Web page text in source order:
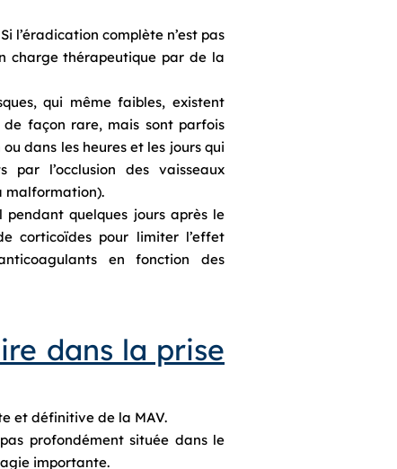
l’éradication complète n’est pas
charge thérapeutique par de la
qui même faibles, existent
de façon rare, mais sont parfois
dans les heures et les jours qui
l’occlusion des vaisseaux
malformation).
quelques jours après le
corticoïdes pour limiter l’effet
en fonction des
dans la prise
et définitive de la MAV.
profondément située dans le
importante.